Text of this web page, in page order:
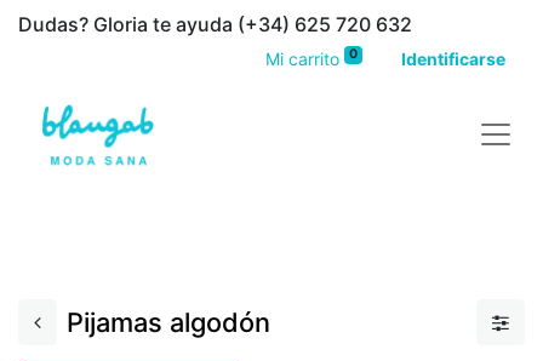
Dudas? Gloria te ayuda (+34) 625 720 632
Mi carrito 0 Identificarse
Pijamas algodón